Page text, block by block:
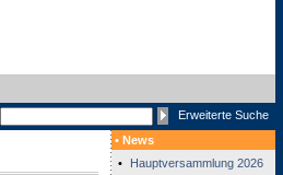
Erweiterte Suche
• News
•
Hauptversammlung 2026